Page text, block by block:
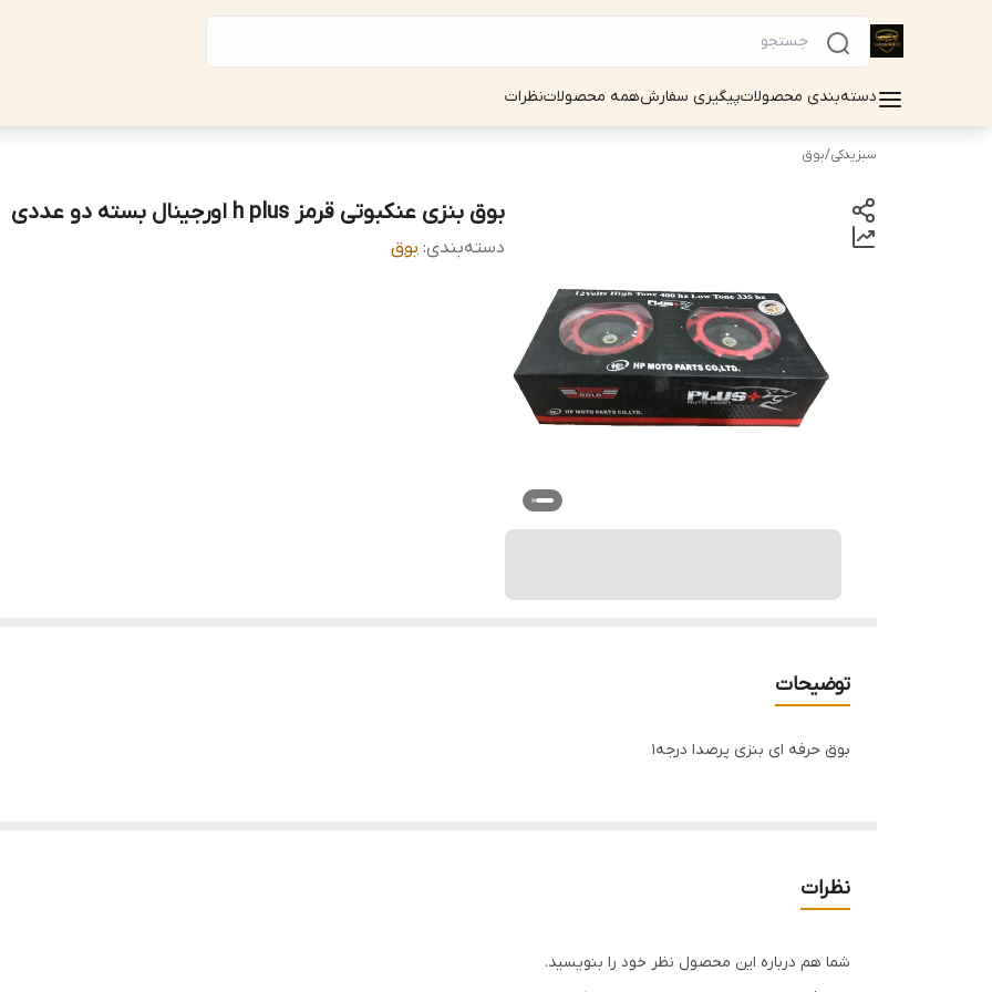
دسته‌بندی محصولاتپیگیری سفارشهمه محصولاتنظرات
سبزیدکی/بوق
بوق بنزی عنکبوتی قرمز h plus اورجینال بسته دو عددی
دسته‌بندی: بوق
توضیحات
بوق حرفه ای بنزی پرصدا درجه۱
نظرات
شما هم درباره این محصول نظر خود را بنویسید.